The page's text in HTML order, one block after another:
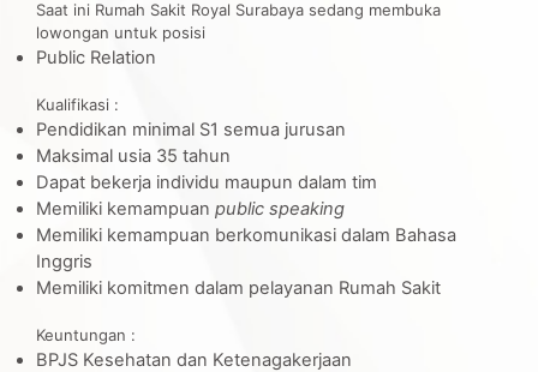
Saat ini Rumah Sakit Royal Surabaya sedang membuka
lowongan untuk posisi
Public Relation
Kualifikasi :
Pendidikan minimal S1 semua jurusan
Maksimal usia 35 tahun
Dapat bekerja individu maupun dalam tim
Memiliki kemampuan public speaking
Memiliki kemampuan berkomunikasi dalam Bahasa
Inggris
Memiliki komitmen dalam pelayanan Rumah Sakit
Keuntungan :
BPJS Kesehatan dan Ketenagakerjaan